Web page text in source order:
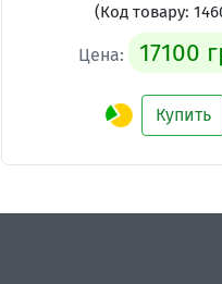
(Код товару:
Цена: 17100
Купить